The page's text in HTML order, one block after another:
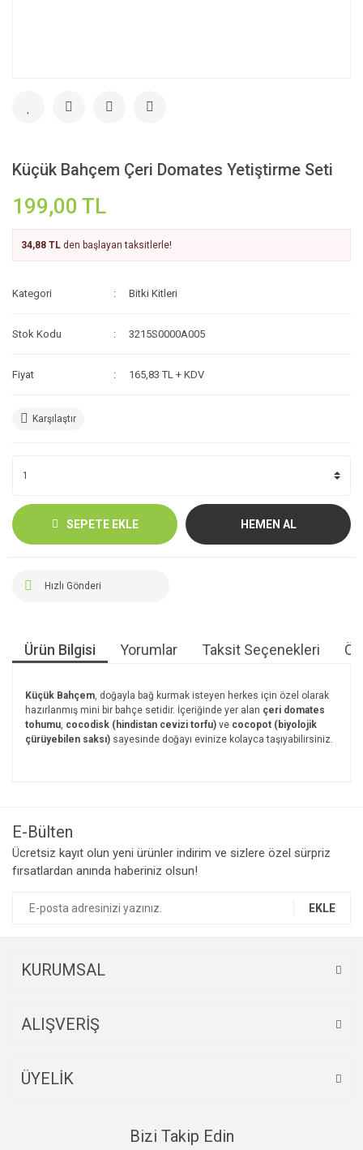
Küçük Bahçem Çeri Domates Yetiştirme Seti
199,00 TL
34,88 TL den başlayan taksitlerle!
Kategori Bitki Kitleri
Stok Kodu 3215S0000A005
Fiyat 165,83 TL + KDV
Karşılaştır
SEPETE EKLE HEMEN AL
Hızlı Gönderi
Ürün Bilgisi Yorumlar Taksit Seçenekleri
Küçük Bahçem, doğayla bağ kurmak isteyen herkes için özel olarak
hazırlanmış mini bir bahçe setidir. İçeriğinde yer alan çeri domates
tohumu, cocodisk (hindistan cevizi torfu) ve cocopot (biyolojik
çürüyebilen saksı) sayesinde doğayı evinize kolayca taşıyabilirsiniz.
Ürün resmi kalitesiz, bozuk veya görüntülenemiyor.
Ürün açıklamasında eksik bilgiler bulunuyor.
E-Bülten
Ücretsiz kayıt olun yeni ürünler indirim ve sizlere özel sürpriz
fırsatlardan anında haberiniz olsun!
EKLE
KURUMSAL
ALIŞVERİŞ
ÜYELİK
Bizi Takip Edin